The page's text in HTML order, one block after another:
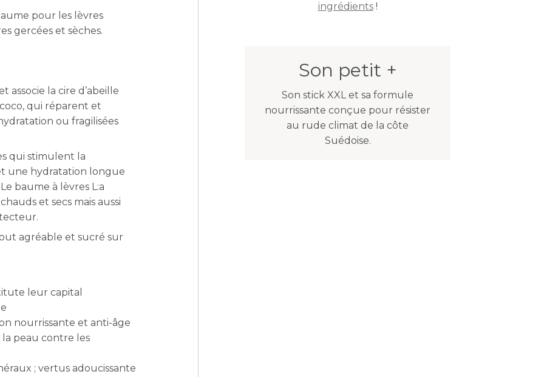
pour les lèvres
gercées et sèches.
associe la cire d’abeille
qui réparent et
ou fragilisées
qui stimulent la
une hydratation longue
baume à lèvres L:a
et secs mais aussi
agréable et sucré sur
leur capital
nourrissante et anti-âge
peau contre les
; vertus adoucissante
ingrédients!
Son petit +
Son stick XXL et sa formule
nourrissante conçue pour résister
au rude climat de la côte
Suédoise.